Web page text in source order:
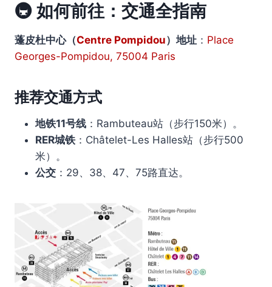
🚇 如何前往：交通全指南
蓬皮杜中心（Centre Pompidou） 地址 ： Place
Georges-Pompidou, 75004 Paris
推荐交通方式
地铁11号线 ：Rambuteau站（步行150米）。
RER城铁：Châtelet-Les Halles站（步行500
米）。
公交 ：29、38、47、75路直达。